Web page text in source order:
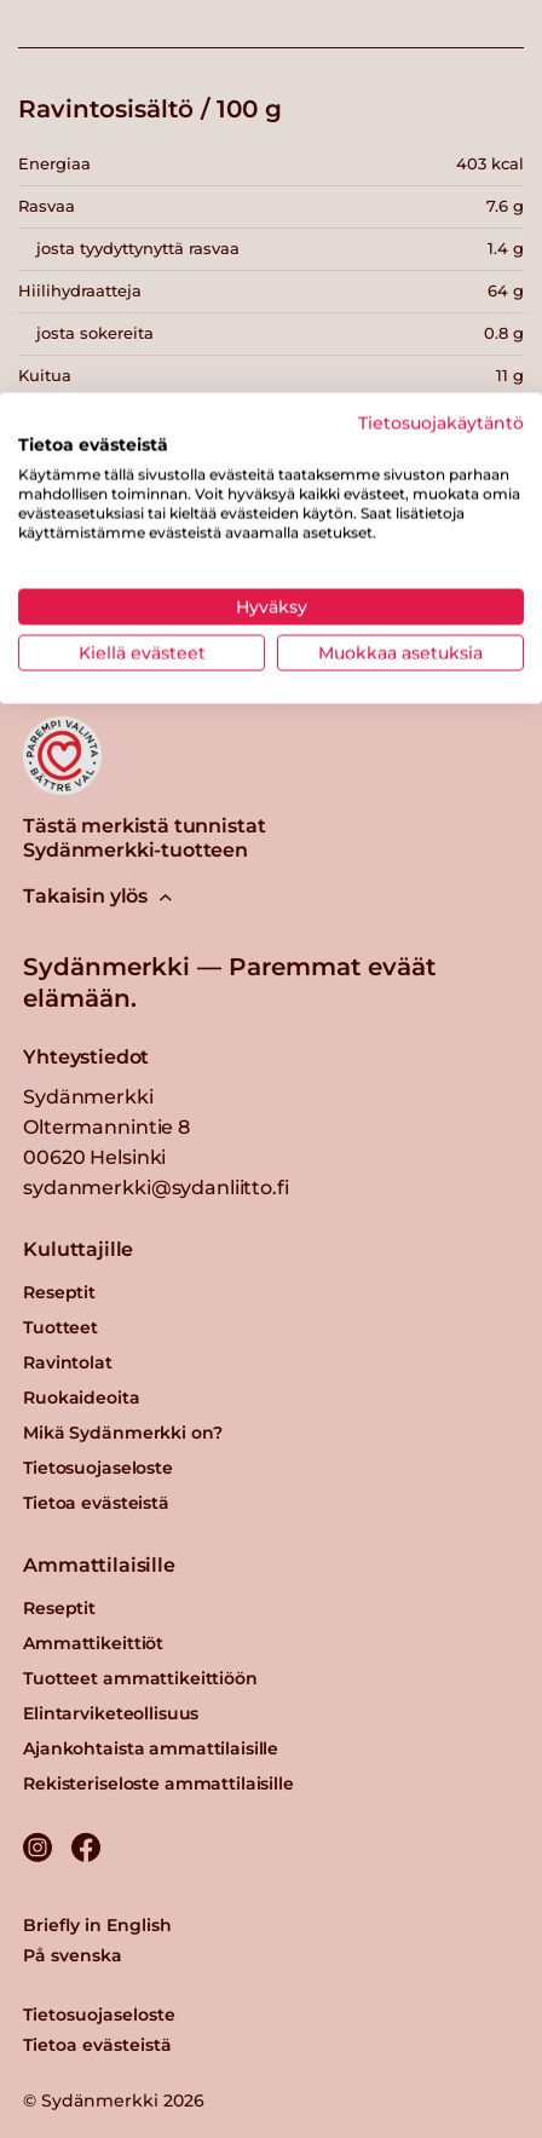
Ravintosisältö / 100 g
Energiaa 403 kcal
Rasvaa 7.6 g
josta tyydyttynyttä rasvaa 1.4 g
Hiilihydraatteja 64 g
josta sokereita 0.8 g
Kuitua 11 g
15 g
Jaa tuote
Tästä merkistä tunnistat
Sydänmerkki-tuotteen
Takaisin ylös
Sydänmerkki — Paremmat eväät
elämään.
Yhteystiedot
Sydänmerkki
Oltermannintie 8
00620 Helsinki
sydanmerkki@sydanliitto.fi
Kuluttajille
Reseptit
Tuotteet
Ravintolat
Ruokaideoita
Mikä Sydänmerkki on?
Tietosuojaseloste
Tietoa evästeistä
Ammattilaisille
Reseptit
Ammattikeittiöt
Tuotteet ammattikeittiöön
Elintarviketeollisuus
Ajankohtaista ammattilaisille
Rekisteriseloste ammattilaisille
© Sydänmerkki 2026
Tietosuojaseloste
Tietoa evästeistä
Briefly in English
På svenska
Tietosuojakäytäntö
Tietoa evästeistä
Käytämme tällä sivustolla evästeitä taataksemme sivuston parhaan
mahdollisen toiminnan. Voit hyväksyä kaikki evästeet, muokata omia
evästeasetuksiasi tai kieltää evästeiden käytön. Saat lisätietoja
käyttämistämme evästeistä avaamalla asetukset.
Hyväksy
Kiellä evästeet Muokkaa asetuksia